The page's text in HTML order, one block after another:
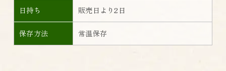
日持ち 販売日より2日
保存方法 常温保存